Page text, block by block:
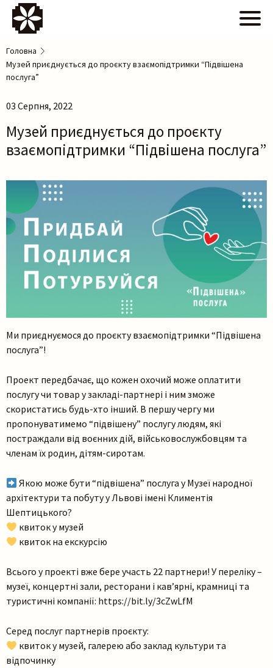
Пошук на сайті
Головна
Музей приєднується до проєкту взаємопідтримки “Підвішена
послуга”
03 Серпня, 2022
Музей приєднується до проєкту
взаємопідтримки “Підвішена послуга”
Ми приєднуємося до проєкту взаємопідтримки “Підвішена
послуга”!
Проект передбачає, що кожен охочий може оплатити
послугу чи товар у закладі-партнері і ним зможе
скористатись будь-хто інший. В першу чергу ми
пропонуватимемо “підвішену” послугу людям, які
постраждали від воєнних дій, військовослужбовцям та
членам їх родин, дітям-сиротам.
Якою може бути “підвішена” послуга у Музеї народної
архітектури та побуту у Львові імені Климентія
Шептицького?
квиток у музей
квиток на екскурсію
Всього у проекті вже бере участь 22 партнери! У переліку –
музеї, концертні зали, ресторани і кав’ярні, крамниці та
туристичні компанії: https://bit.ly/3cZwLfM
Серед послуг партнерів проєкту:
квиток у музей, галерею або заклад культури та
відпочинку